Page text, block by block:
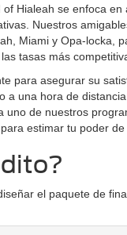
Hialeah se enfoca
Nuestros
Miami y Opa-locka,
tasas más
para asegurar su
a una hora de
de nuestros
estimar tu poder
el paquete de